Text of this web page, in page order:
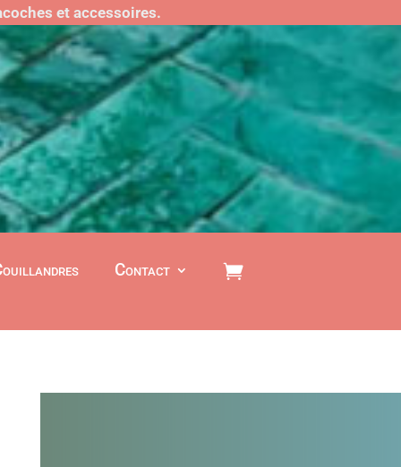
et accessoires.
Contact